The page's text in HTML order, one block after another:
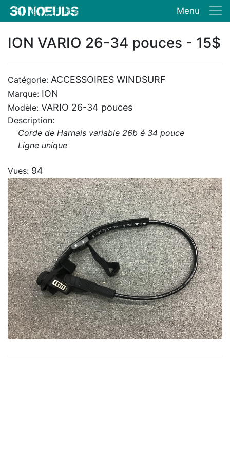
Menu
ION VARIO 26-34 pouces - 15$
Catégorie: ACCESSOIRES WINDSURF
Marque: ION
Modèle: VARIO 26-34 pouces
Description:
Corde de Harnais variable 26b é 34 pouce
Ligne unique
Vues: 94